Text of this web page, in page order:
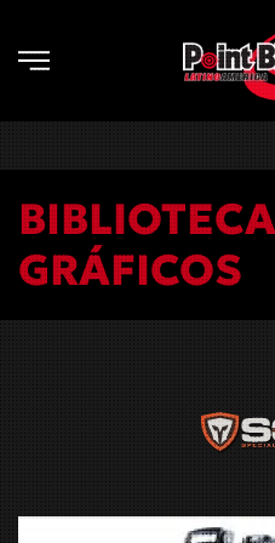
Skip to main content
GRÁFICOS